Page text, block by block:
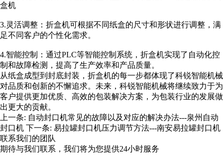
盒机
3.灵活调整：折盒机可根据不同纸盒的尺寸和形状进行调整，满
足不同客户的个性化需求。
4.智能控制：通过PLC等智能控制系统，折盒机实现了自动化控
制和故障检测，提高了生产效率和产品质量。
从纸盒成型到封底封装，折盒机的每一步都体现了科锐智能机械
对品质和创新的不懈追求。未来， 科锐智能机械将继续致力于为
客户提供更加优质、高效的包装解决方案，为包装行业的发展做
出更大的贡献。
上一条: 自动封口机常见的故障以及对应的解决办法---泉州自动
封口机 下一条: 易拉罐封口机压力调节方法---南安易拉罐封口机
联系我们的团队
期待与我们联系，我们将为您提供24小时服务